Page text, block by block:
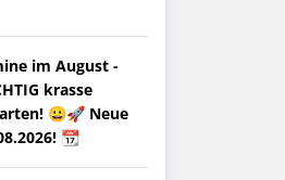
im August -
krasse
😀🚀 Neue
📆